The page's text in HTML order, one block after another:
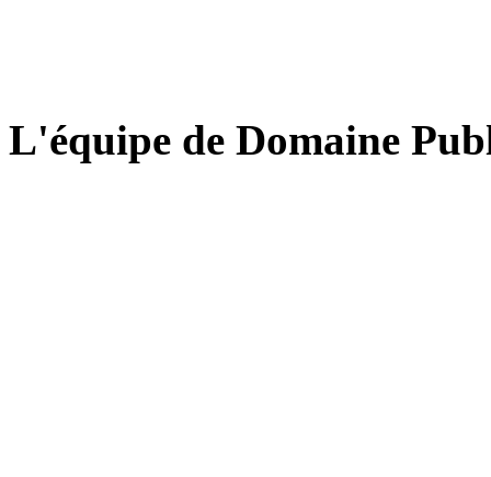
L'équipe de Domaine